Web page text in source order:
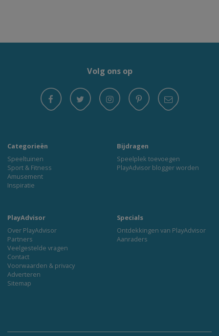
Volg ons op
Categorieën
Speeltuinen
Sport & Fitness
Amusement
Inspiratie
Bijdragen
Speelplek toevoegen
PlayAdvisor blogger worden
PlayAdvisor
Over PlayAdvisor
Partners
Veelgestelde vragen
Contact
Voorwaarden & privacy
Adverteren
Sitemap
Specials
Ontdekkingen van PlayAdvisor
Aanraders